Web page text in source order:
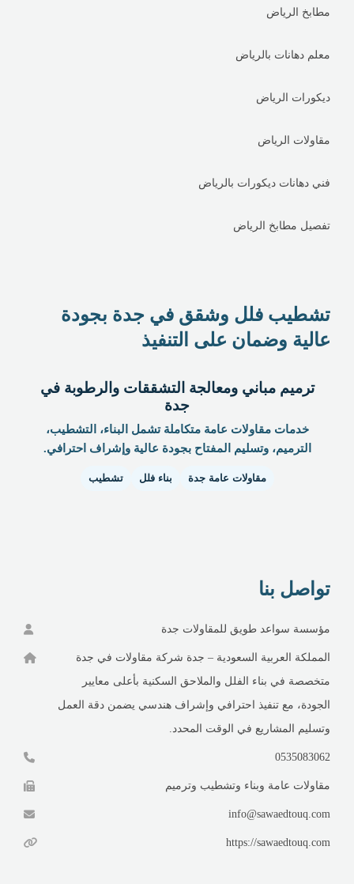
مطابخ الرياض
معلم دهانات بالرياض
ديكورات الرياض
مقاولات الرياض
فني دهانات ديكورات بالرياض
تفصيل مطابخ الرياض
تشطيب فلل وشقق في جدة بجودة
عالية وضمان على التنفيذ
ترميم مباني ومعالجة التشققات والرطوبة في
جدة
خدمات مقاولات عامة متكاملة تشمل البناء، التشطيب،
الترميم، وتسليم المفتاح بجودة عالية وإشراف احترافي.
مقاولات عامة جدة بناء فلل تشطيب
تواصل بنا
مؤسسة سواعد طويق للمقاولات جدة
المملكة العربية السعودية – جدة شركة مقاولات في جدة
متخصصة في بناء الفلل والملاحق السكنية بأعلى معايير
الجودة، مع تنفيذ احترافي وإشراف هندسي يضمن دقة العمل
وتسليم المشاريع في الوقت المحدد.
0535083062
مقاولات عامة وبناء وتشطيب وترميم
info@sawaedtouq.com
https://sawaedtouq.com